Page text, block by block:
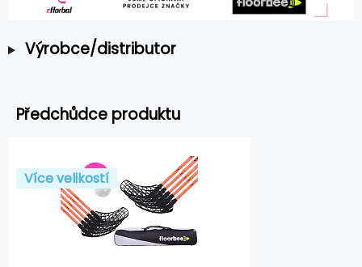
Výrobce/distributor
Předchůdce produktu
Více velikostí